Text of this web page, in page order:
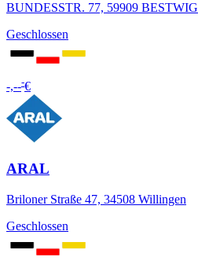
BUNDESSTR. 77, 59909 BESTWIG
Geschlossen
-,---€
ARAL
Briloner Straße 47, 34508 Willingen
Geschlossen